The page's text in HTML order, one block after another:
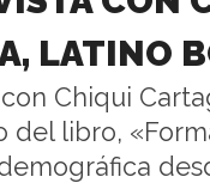
LATINO
Chiqui
del libro,